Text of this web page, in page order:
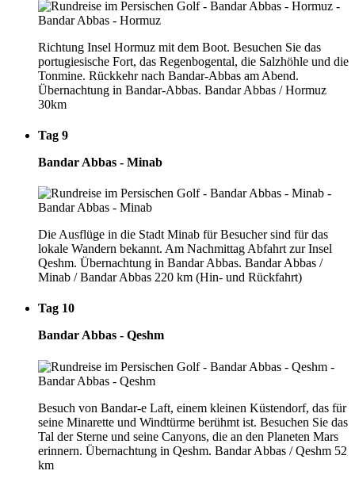
Richtung Insel Hormuz mit dem Boot. Besuchen Sie das
portugiesische Fort, das Regenbogental, die Salzhöhle und die
Tonmine. Rückkehr nach Bandar-Abbas am Abend.
Übernachtung in Bandar-Abbas. Bandar Abbas / Hormuz
30km
Tag 9
Bandar Abbas - Minab
Die Ausflüge in die Stadt Minab für Besucher sind für das
lokale Wandern bekannt. Am Nachmittag Abfahrt zur Insel
Qeshm. Übernachtung in Bandar Abbas. Bandar Abbas /
Minab / Bandar Abbas 220 km (Hin- und Rückfahrt)
Tag 10
Bandar Abbas - Qeshm
Besuch von Bandar-e Laft, einem kleinen Küstendorf, das für
seine Minarette und Windtürme berühmt ist. Besuchen Sie das
Tal der Sterne und seine Canyons, die an den Planeten Mars
erinnern. Übernachtung in Qeshm. Bandar Abbas / Qeshm 52
km